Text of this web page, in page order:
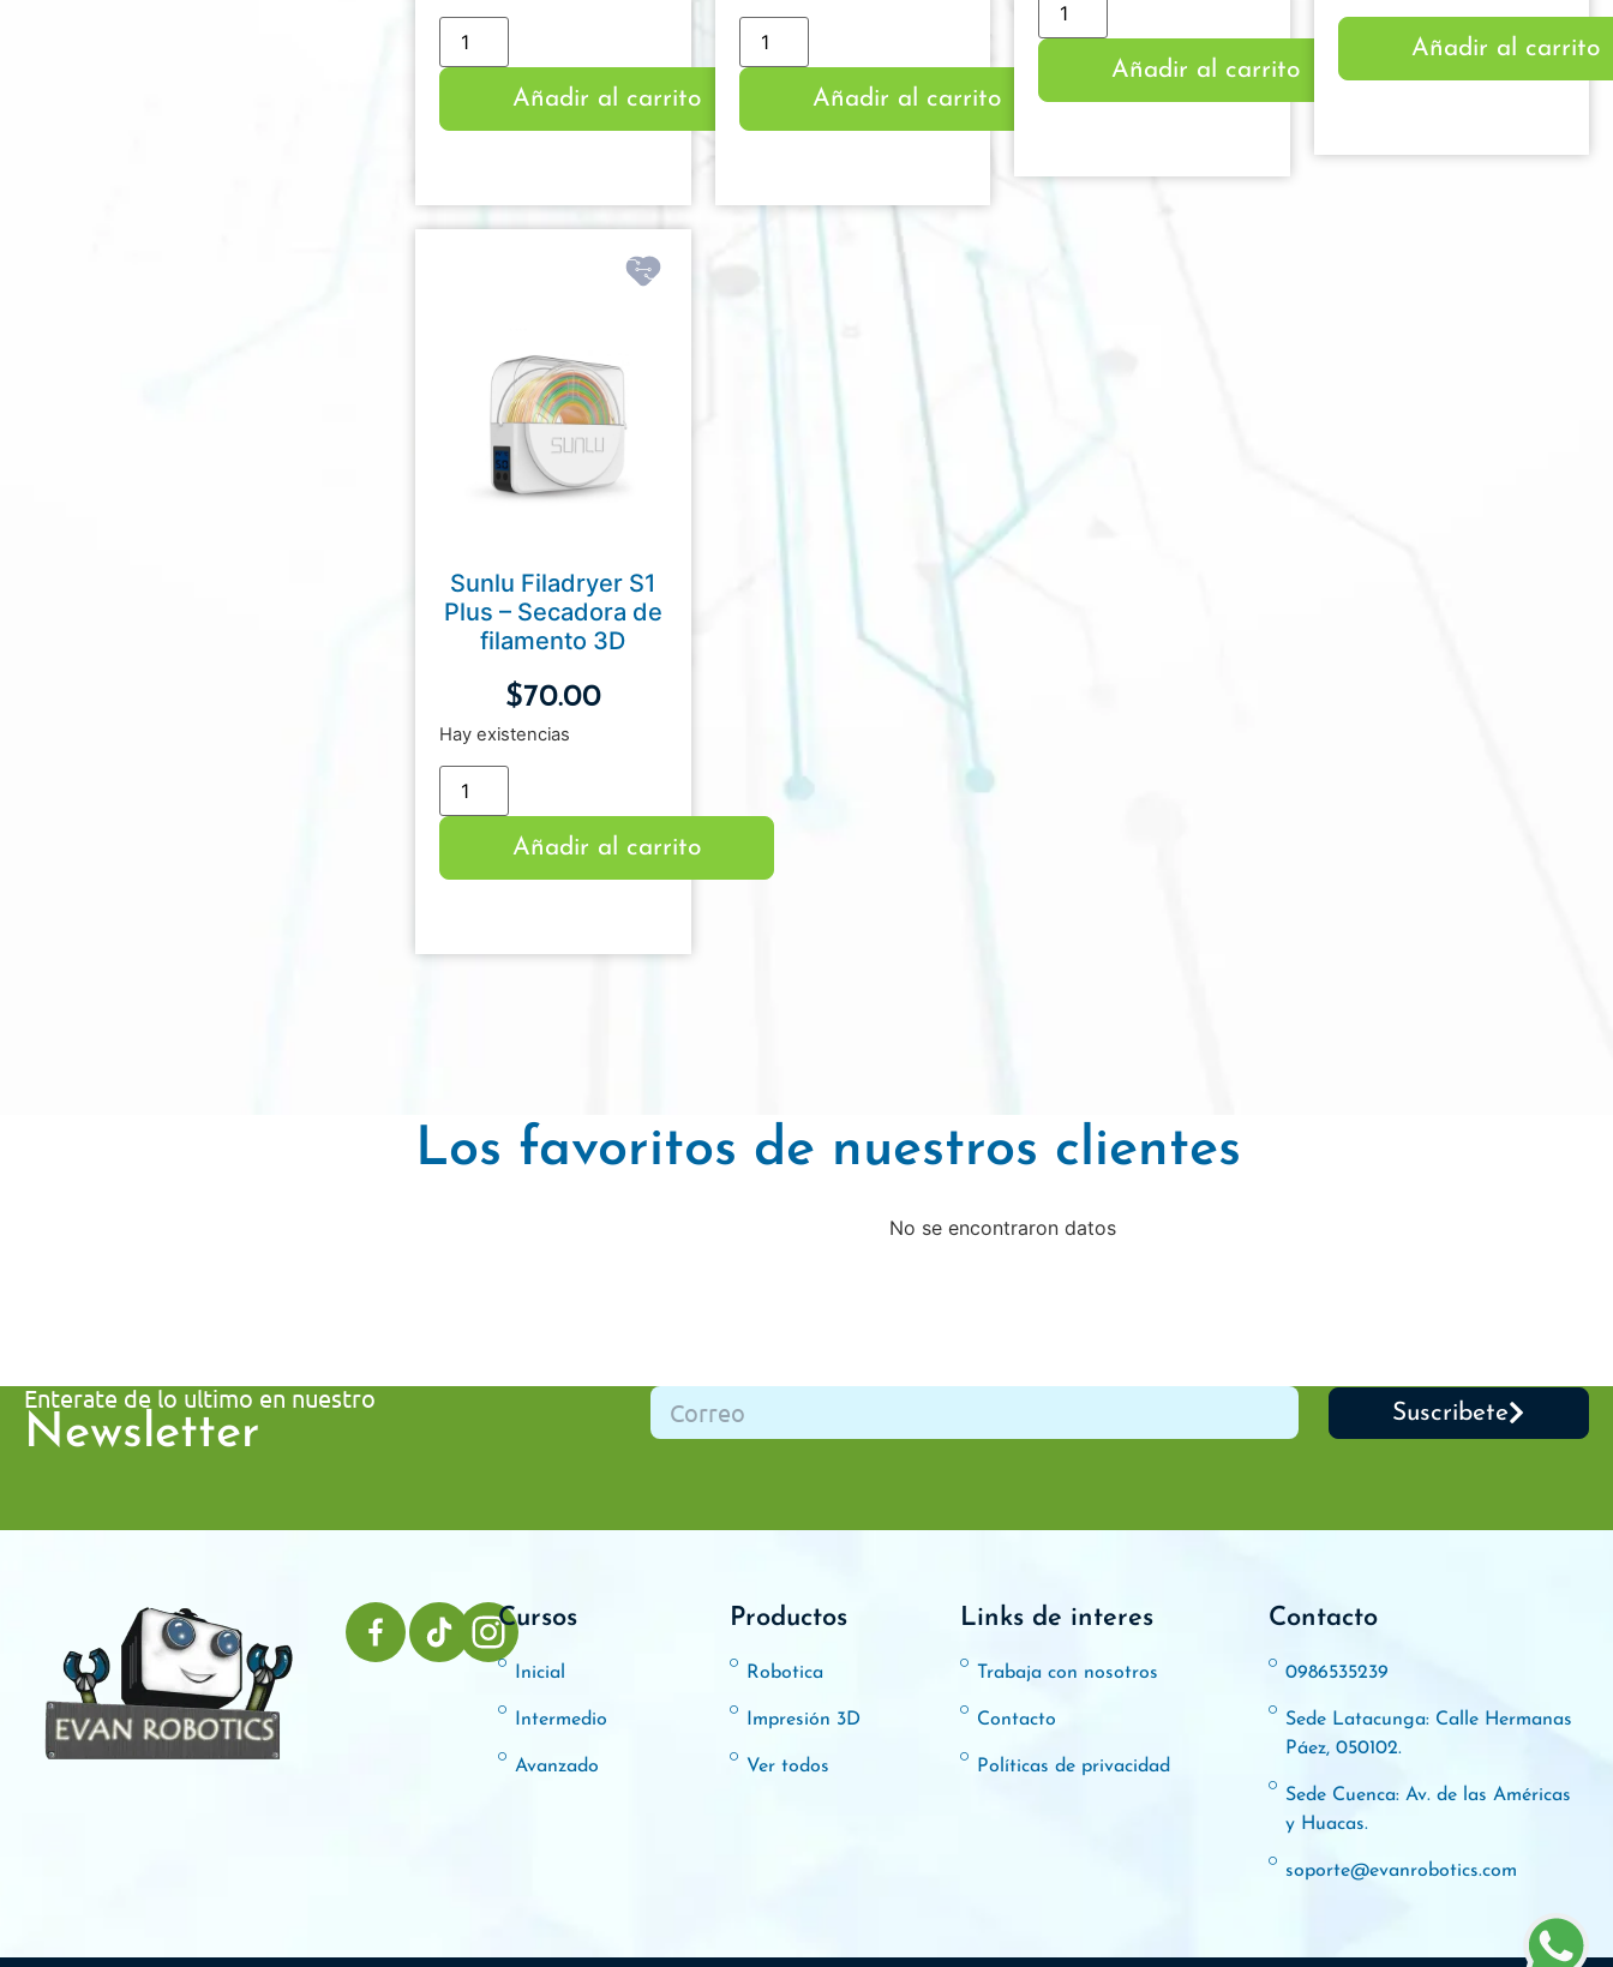
Añadir al carrito Añadir al carrito
Añadir al carrito
Añadir al carrito
Sunlu Filadryer S1
Plus – Secadora de
filamento 3D
$70.00
Hay existencias
Añadir al carrito
Los favoritos de nuestros clientes
No se encontraron datos
Enterate de lo ultimo en nuestro
Newsletter Suscribete
Cursos
Inicial
Intermedio
Avanzado
Productos
Robotica
Impresión 3D
Ver todos
Links de interes
Trabaja con nosotros
Contacto
Políticas de privacidad
Contacto
0986535239
Sede Latacunga: Calle Hermanas
Páez, 050102.
Sede Cuenca: Av. de las Américas
y Huacas.
soporte@evanrobotics.com